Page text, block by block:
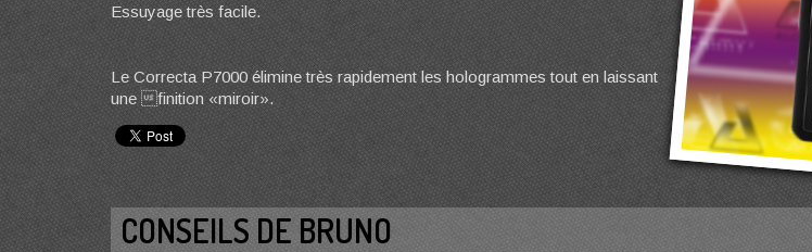
Essuyage très facile.
Le Correcta P7000 élimine très rapidement les hologrammes tout en laissant
une finition «miroir».
CONSEILS DE BRUNO